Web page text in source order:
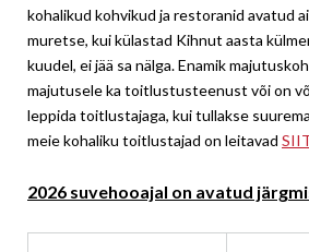
kohalikud kohvikud ja restoranid avatud
muretse, kui külastad Kihnut aasta
kuudel, ei jää sa nälga. Enamik
majutusele ka toitlustusteenust või on
leppida toitlustajaga, kui tullakse
meie kohaliku toitlustajad on leitavad
2026 suvehooajal on avatud